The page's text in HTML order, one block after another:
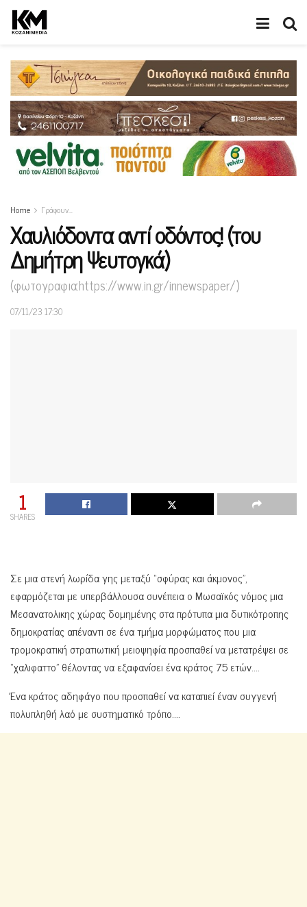
Home Γράφουν…
Χαυλιόδοντα αντί οδόντος! (του
Δημήτρη Ψευτογκά)
(φωτογραφια:https://www.in.gr/innewspaper/)
07/11/23 17:30
1
SHARES
Σε μια στενή λωρίδα γης μεταξύ “σφύρας και άκμονος”,
εφαρμόζεται με υπερβάλλουσα συνέπεια ο Μωσαϊκός νόμος μια
Μεσανατολικης χώρας δομημένης στα πρότυπα μια δυτικότροπης
δημοκρατίας απέναντι σε ένα τμήμα μορφώματος που μια
τρομοκρατική στρατιωτική μειοψηφία προσπαθεί να μετατρέψει σε
“χαλιφαττο” θέλοντας να εξαφανίσει ένα κράτος 75 ετών….
Ένα κράτος αδηφάγο που προσπαθεί να καταπιεί έναν συγγενή
πολυπληθή λαό με συστηματικό τρόπο….